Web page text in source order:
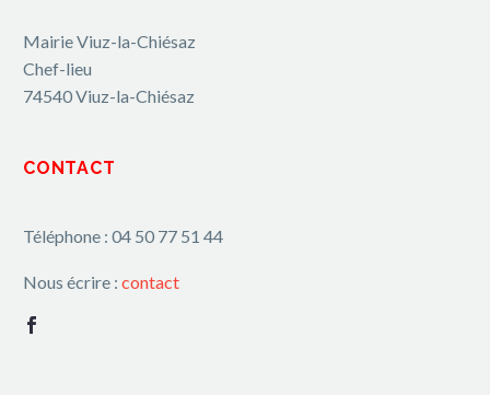
Mairie Viuz-la-Chiésaz
Chef-lieu
74540 Viuz-la-Chiésaz
CONTACT
Téléphone : 04 50 77 51 44
Nous écrire : contact